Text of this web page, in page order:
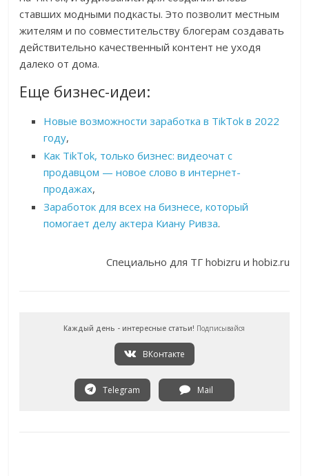
ставших модными подкасты. Это позволит местным
жителям и по совместительству блогерам создавать
действительно качественный контент не уходя
далеко от дома.
Еще бизнес-идеи:
Новые возможности заработка в TikTok в 2022
году,
Как TikTok, только бизнес: видеочат с
продавцом — новое слово в интернет-
продажах,
Заработок для всех на бизнесе, который
помогает делу актера Киану Ривза.
Специально для ТГ hobizru и hobiz.ru
Каждый день - интересные статьи! Подписывайся
ВКонтакте
Telegram Mail